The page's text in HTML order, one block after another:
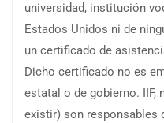
universidad, institución
Estados Unidos ni de
un certificado de
Dicho certificado no es
estatal o de gobierno. IIF,
existir) son responsables